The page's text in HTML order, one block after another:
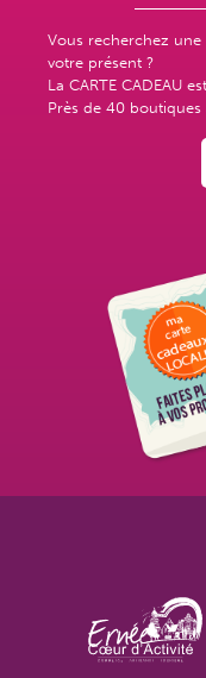
Vous recherchez une
votre présent ?
La CARTE CADEAU est
Près de 40 boutiques